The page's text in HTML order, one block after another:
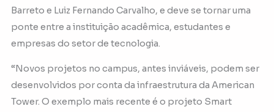
Barreto e Luiz Fernando Carvalho, e deve se tornar uma
ponte entre a instituição acadêmica, estudantes e
empresas do setor de tecnologia.
“Novos projetos no campus, antes inviáveis, podem ser
desenvolvidos por conta da infraestrutura da American
Tower. O exemplo mais recente é o projeto Smart